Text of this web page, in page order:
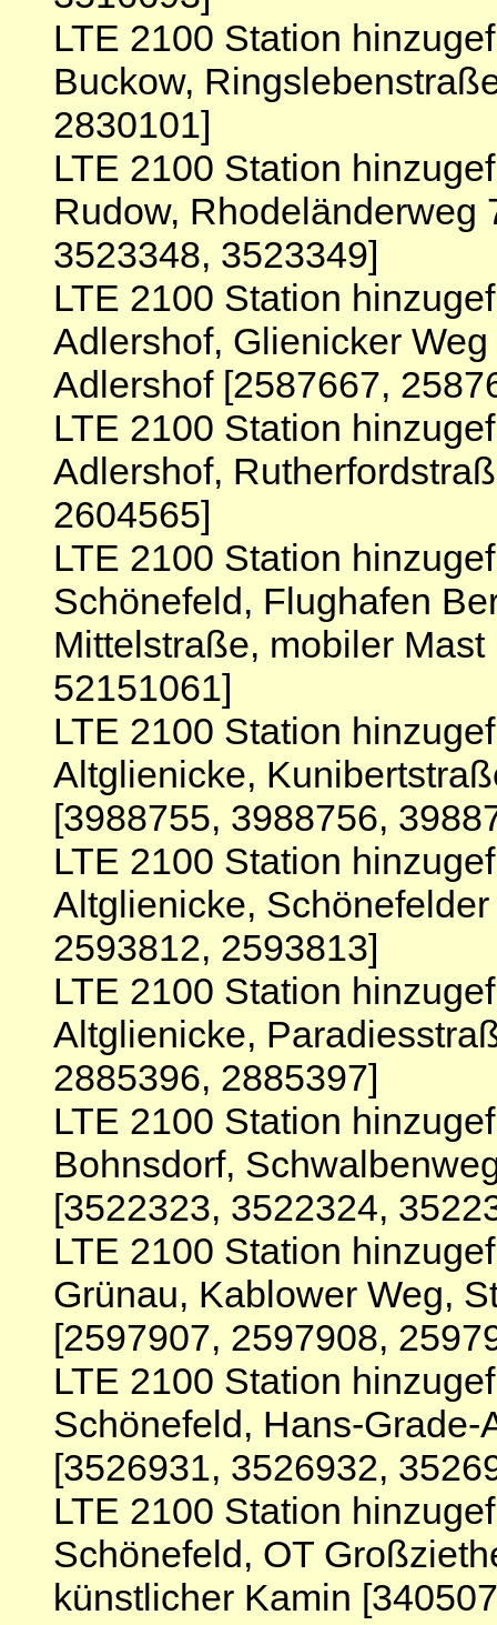
LTE 2100 Station
Buckow,
2830101]
LTE 2100 Station
Rudow, Rhodeländerweg
3523348, 3523349]
LTE 2100 Station
Adlershof, Glienicker
Adlershof [2587667,
LTE 2100 Station
Adlershof,
2604565]
LTE 2100 Station
Schönefeld, Flughafen
Mittelstraße, mobiler
52151061]
LTE 2100 Station
Altglienicke,
[3988755, 3988756,
LTE 2100 Station
Altglienicke,
2593812, 2593813]
LTE 2100 Station
Altglienicke,
2885396, 2885397]
LTE 2100 Station
Bohnsdorf,
[3522323, 3522324,
LTE 2100 Station
Grünau, Kablower Weg,
[2597907, 2597908,
LTE 2100 Station
Schönefeld, Hans-
[3526931, 3526932,
LTE 2100 Station
Schönefeld, OT
künstlicher Kamin